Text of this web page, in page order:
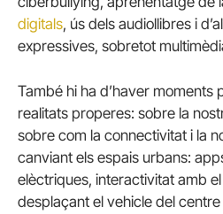
digitals, ús dels audiollibres i
expressives, sobretot
També hi ha d’haver moments
realitats properes: sobre la
sobre com la connectivitat i la
canviant els espais urbans:
elèctriques, interactivitat amb
desplaçant el vehicle del